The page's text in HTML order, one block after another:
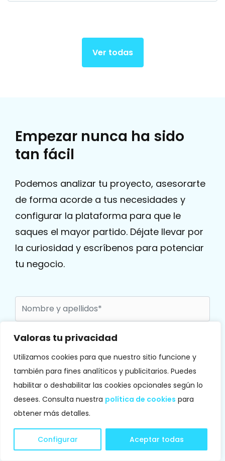
Valoras tu privacidad
Utilizamos cookies para que nuestro sitio funcione y
también para fines analíticos y publicitarios. Puedes
habilitar o deshabilitar las cookies opcionales según lo
desees. Consulta nuestra política de cookies para
obtener más detalles.
Configurar Aceptar todas
de forma acorde a tus necesidades y
configurar la plataforma para que le
saques el mayor partido. Déjate llevar por
Confirmo que he leído y acepto lapolítica de
privacidad
ACTIVE BUSINESS & TECHNOLOGY, S.L. podrá optar
por un sistema de Lista de doble Opt-In que
supondrá una doble validación.